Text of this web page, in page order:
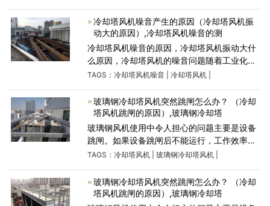
冷却塔风机噪音产生的原因（冷却塔风机振
动大的原因）,冷却塔风机噪音的测
冷却塔风机噪音的原因，冷却塔风机振动大什
么原因，冷却塔风机的噪音问题随着工业化的
发展，空气污染越来越严重，噪声污染是一种
染、水污染和环境污染被
TAGS： 冷却塔风机噪音| 冷却塔风机|
玻璃钢冷却塔风机突然跳闸怎么办？ （冷却
塔风机跳闸的原因）,玻璃钢冷却塔
玻璃钢风机使用中令人担心的问题主要是设备
跳闸。如果设备跳闸后不能运行，工作效率将
受到严重影响。关键是仍然需要时间来找出原
是什么因素导致
TAGS： 冷却塔风机| 玻璃钢冷却塔风机|
玻璃钢冷却塔风机突然跳闸怎么办？ （冷却
塔风机跳闸的原因）,玻璃钢冷却塔